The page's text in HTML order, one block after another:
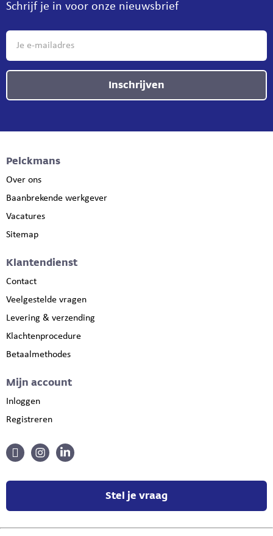
Schrijf je in voor onze nieuwsbrief
Inschrijven
Pelckmans
Over ons
Baanbrekende werkgever
Vacatures
Sitemap
Klantendienst
Contact
Veelgestelde vragen
Levering & verzending
Klachtenprocedure
Betaalmethodes
Mijn account
Inloggen
Registreren
Stel je vraag